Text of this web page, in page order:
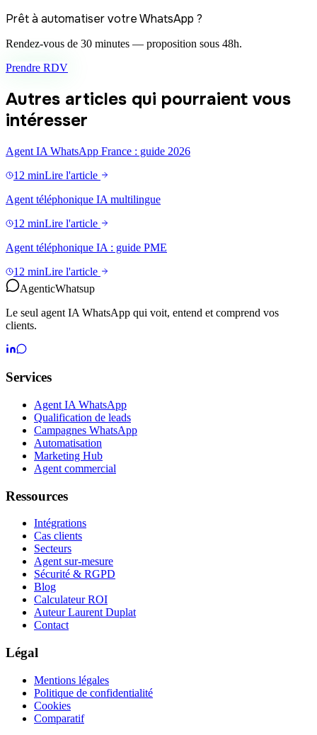
Prêt à automatiser votre WhatsApp ?
Rendez-vous de 30 minutes — proposition sous 48h.
Prendre RDV
Autres articles qui pourraient vous
intéresser
Agent IA WhatsApp France : guide 2026
12 minLire l'article
Agent téléphonique IA multilingue
12 minLire l'article
Agent téléphonique IA : guide PME
12 minLire l'article
AgenticWhatsup
Le seul agent IA WhatsApp qui voit, entend et comprend vos
clients.
Services
Agent IA WhatsApp
Qualification de leads
Campagnes WhatsApp
Automatisation
Marketing Hub
Agent commercial
Ressources
Intégrations
Cas clients
Secteurs
Agent sur-mesure
Sécurité & RGPD
Blog
Calculateur ROI
Auteur Laurent Duplat
Contact
Légal
Mentions légales
Politique de confidentialité
Cookies
Comparatif